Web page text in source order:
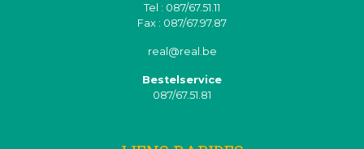
Tel : 087/67.51.11
Fax : 087/67.97.87
real@real.be
Bestelservice
087/67.51.81